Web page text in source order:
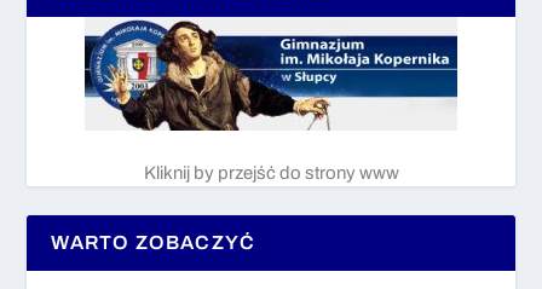
Kliknij by przejść do strony www
WARTO ZOBACZYĆ